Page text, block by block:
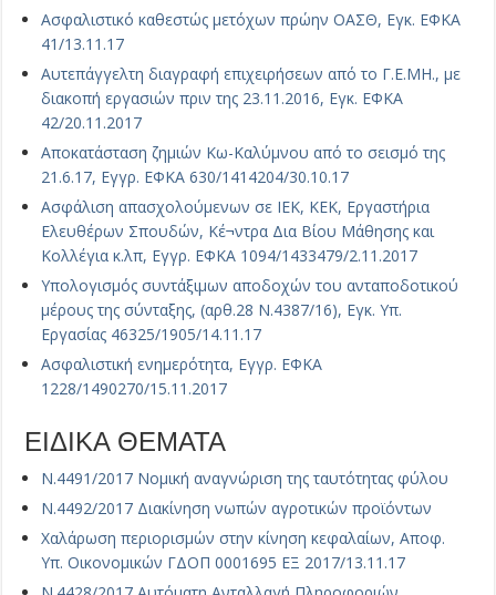
Ασφαλιστικό καθεστώς μετόχων πρώην ΟΑΣΘ, Εγκ. ΕΦΚΑ
41/13.11.17
Αυτεπάγγελτη διαγραφή επιχειρήσεων από το Γ.Ε.ΜΗ., με
διακοπή εργασιών πριν της 23.11.2016, Εγκ. ΕΦΚΑ
42/20.11.2017
Αποκατάσταση ζημιών Κω-Καλύμνου από το σεισμό της
21.6.17, Εγγρ. ΕΦΚΑ 630/1414204/30.10.17
Ασφάλιση απασχολούμενων σε ΙΕΚ, ΚΕΚ, Εργαστήρια
Ελευθέρων Σπουδών, Κέ¬ντρα Δια Βίου Μάθησης και
Κολλέγια κ.λπ, Εγγρ. ΕΦΚΑ 1094/1433479/2.11.2017
Υπολογισμός συντάξιμων αποδοχών του ανταποδοτικού
μέρους της σύνταξης, (αρθ.28 Ν.4387/16), Εγκ. Υπ.
Εργασίας 46325/1905/14.11.17
Ασφαλιστική ενημερότητα, Εγγρ. ΕΦΚΑ
1228/1490270/15.11.2017
ΕΙΔΙΚΑ ΘΕΜΑΤΑ
Ν.4491/2017 Νομική αναγνώριση της ταυτότητας φύλου
Ν.4492/2017 Διακίνηση νωπών αγροτικών προϊόντων
Χαλάρωση περιορισμών στην κίνηση κεφαλαίων, Αποφ.
Υπ. Οικονομικών ΓΔΟΠ 0001695 ΕΞ 2017/13.11.17